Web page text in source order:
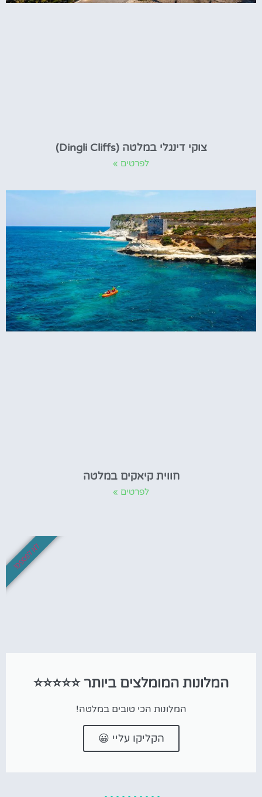
צוקי דינגלי במלטה (Dingli Cliffs)
לפרטים »
חווית קיאקים במלטה
לפרטים »
המלונות המומלצים ביותר ⭐⭐⭐⭐⭐
המלונות הכי טובים במלטה!
הקליקו עליי 😀
לא לפספס!